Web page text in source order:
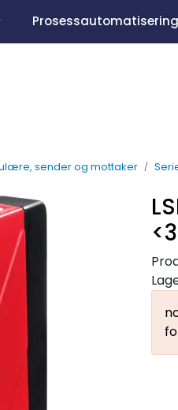
Prosessautomatisering
sender og mottaker